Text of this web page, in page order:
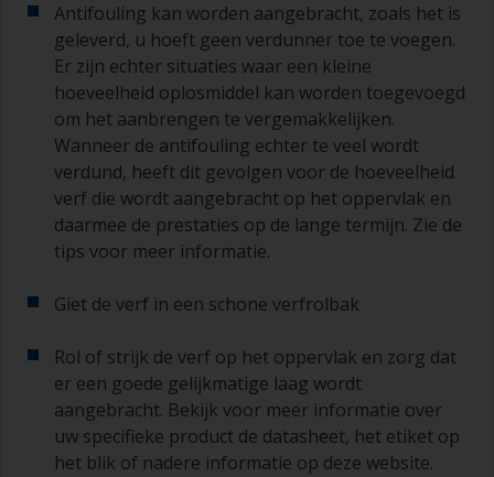
Antifouling kan worden aangebracht, zoals het is
geleverd, u hoeft geen verdunner toe te voegen.
Er zijn echter situaties waar een kleine
hoeveelheid oplosmiddel kan worden toegevoegd
om het aanbrengen te vergemakkelijken.
Wanneer de antifouling echter te veel wordt
verdund, heeft dit gevolgen voor de hoeveelheid
verf die wordt aangebracht op het oppervlak en
daarmee de prestaties op de lange termijn. Zie de
tips voor meer informatie.
Giet de verf in een schone verfrolbak
Rol of strijk de verf op het oppervlak en zorg dat
er een goede gelijkmatige laag wordt
aangebracht. Bekijk voor meer informatie over
uw specifieke product de datasheet, het etiket op
het blik of nadere informatie op deze website.